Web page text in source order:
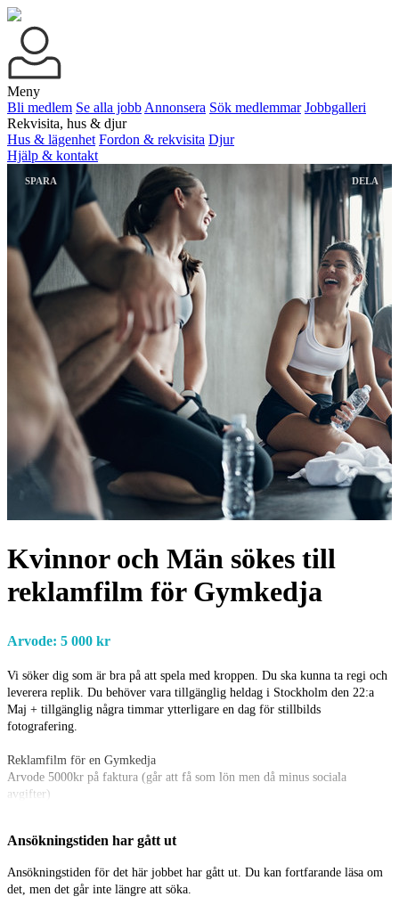
Meny
Bli medlem Se alla jobb Annonsera Sök medlemmar Jobbgalleri
Rekvisita, hus & djur
Hus & lägenhet Fordon & rekvisita Djur
Hjälp & kontakt
SPARA DELA
Kvinnor och Män sökes till
reklamfilm för Gymkedja
Arvode: 5 000 kr
Vi söker dig som är bra på att spela med kroppen. Du ska kunna ta regi och
leverera replik. Du behöver vara tillgänglig heldag i Stockholm den 22:a
Maj + tillgänglig några timmar ytterligare en dag för stillbilds
fotografering.
Reklamfilm för en Gymkedja
Arvode 5000kr på faktura (går att få som lön men då minus sociala
avgifter)
Plats: Stockholm
Kategori: Statister/Skådespelare
Ansökningstiden har gått ut
Ansökningstiden för det här jobbet har gått ut. Du kan fortfarande läsa om
det, men det går inte längre att söka.